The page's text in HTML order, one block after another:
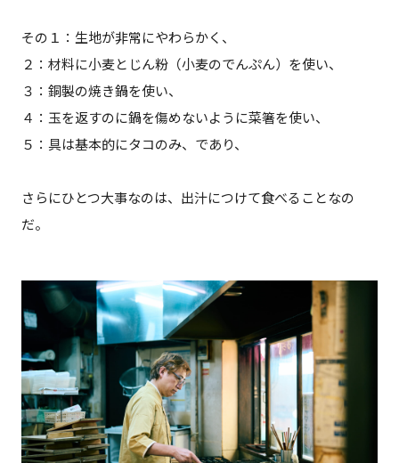
その１：生地が非常にやわらかく、
２：材料に小麦とじん粉（小麦のでんぷん）を使い、
３：銅製の焼き鍋を使い、
４：玉を返すのに鍋を傷めないように菜箸を使い、
５：具は基本的にタコのみ、であり、
さらにひとつ大事なのは、出汁につけて食べることなの
だ。